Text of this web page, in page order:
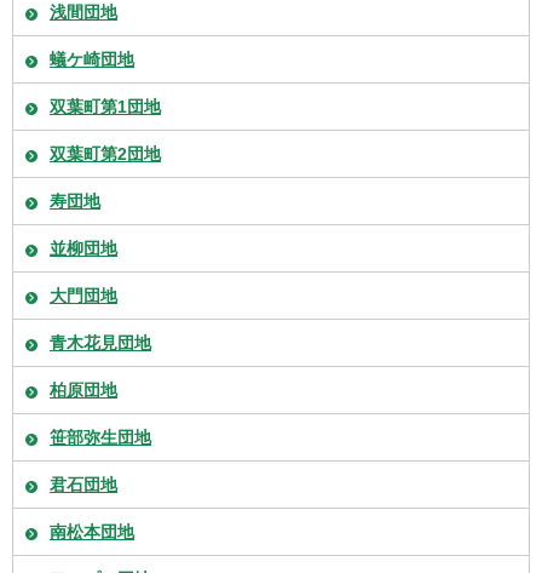
浅間団地
蟻ケ崎団地
双葉町第1団地
双葉町第2団地
寿団地
並柳団地
大門団地
青木花見団地
柏原団地
笹部弥生団地
君石団地
南松本団地